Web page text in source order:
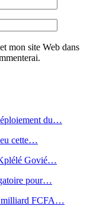
mon site Web dans
du…
cette…
Kplélé Govié…
pour…
milliard FCFA…